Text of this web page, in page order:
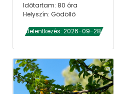
Időtartam: 80 óra
Helyszín: Gödöllő
Jelentkezés: 2026-09-28